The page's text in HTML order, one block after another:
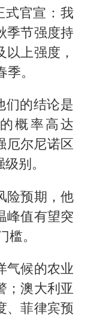
式官宣：我
季节强度持
上强度，
。
们的结论是
概率高达
厄尔尼诺区
别。
险预期，他
峰值有望突
。
气候的农业
；澳大利亚
、菲律宾预